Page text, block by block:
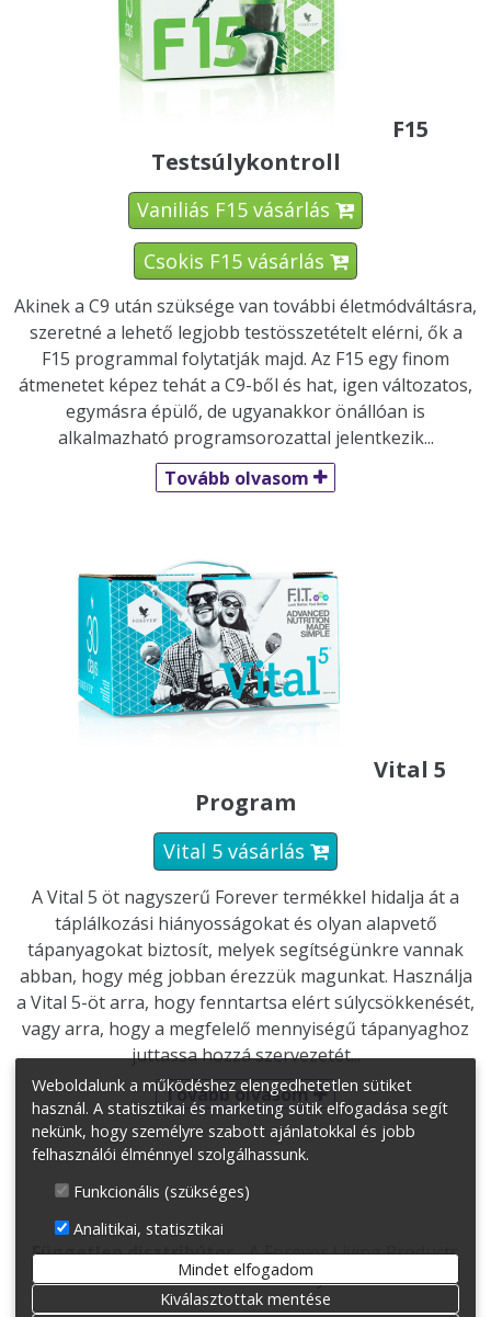
F15
Testsúlykontroll
Vaniliás F15 vásárlás 
Csokis F15 vásárlás 
Akinek a C9 után szüksége van további életmódváltásra,
szeretné a lehető legjobb testösszetételt elérni, ők a
F15 programmal folytatják majd. Az F15 egy finom
átmenetet képez tehát a C9-ből és hat, igen változatos,
egymásra épülő, de ugyanakkor önállóan is
alkalmazható programsorozattal jelentkezik...
Tovább olvasom 
Vital 5
Program
Vital 5 vásárlás 
A Vital 5 öt nagyszerű Forever termékkel hidalja át a
táplálkozási hiányosságokat és olyan alapvető
tápanyagokat biztosít, melyek segítségünkre vannak
abban, hogy még jobban érezzük magunkat. Használja
a Vital 5-öt arra, hogy fenntartsa elért súlycsökkenését,
vagy arra, hogy a megfelelő mennyiségű tápanyaghoz
juttassa hozzá szervezetét...
Tovább olvasom
Független disztribútor- A Forever Living Products
hivatalosWEBSHOPJA.
Weboldalunk a működéshez elengedhetetlen sütiket
használ. A statisztikai és marketing sütik elfogadása segít
nekünk, hogy személyre szabott ajánlatokkal és jobb
felhasználói élménnyel szolgálhassunk.
Funkcionális (szükséges)
Analitikai, statisztikai
Mindet elfogadom
Kiválasztottak mentése